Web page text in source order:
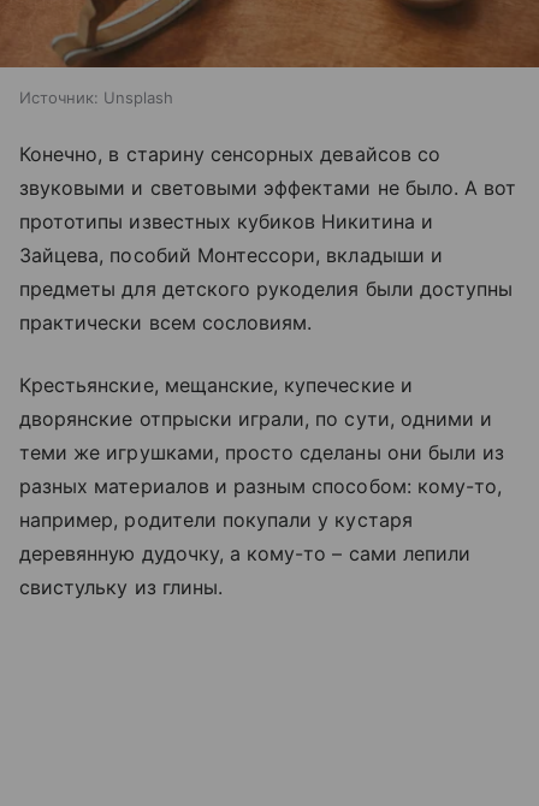
Источник: Unsplash
Конечно, в старину сенсорных девайсов со
звуковыми и световыми эффектами не было. А вот
прототипы известных кубиков Никитина и
Зайцева, пособий Монтессори, вкладыши и
предметы для детского рукоделия были доступны
практически всем сословиям.
Крестьянские, мещанские, купеческие и
дворянские отпрыски играли, по сути, одними и
теми же игрушками, просто сделаны они были из
разных материалов и разным способом: кому-то,
например, родители покупали у кустаря
деревянную дудочку, а кому-то – сами лепили
свистульку из глины.